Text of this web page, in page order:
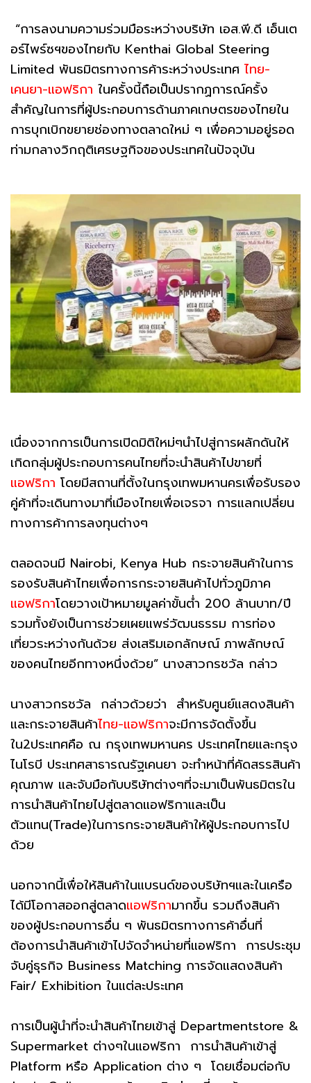
“การลงนามความร่วมมือระหว่างบริษัท เอส.พี.ดี เอ็นเต
อร์ไพร์ซฯของไทยกับ Kenthai Global Steering
Limited พันธมิตรทางการค้าระหว่างประเทศ ไทย-
เคนยา-แอฟริกา ในครั้งนี้ถือเป็นปรากฏการณ์ครั้ง
สำคัญในการที่ผู้ประกอบการด้านภาคเกษตรของไทยใน
การบุกเบิกขยายช่องทางตลาดใหม่ ๆ เพื่อความอยู่รอด
ท่ามกลางวิกฤติเศรษฐกิจของประเทศในปัจจุบัน
เนื่องจากการเป็นการเปิดมิติใหม่ๆนำไปสู่การผลักดันให้
เกิดกลุ่มผู้ประกอบการคนไทยที่จะนำสินค้าไปขายที่
แอฟริกา โดยมีสถานที่ตั้งในกรุงเทพมหานครเพื่อรับรอง
คู่ค้าที่จะเดินทางมาที่เมืองไทยเพื่อเจรจา การแลกเปลี่ยน
ทางการค้าการลงทุนต่างๆ
ตลอดจนมี Nairobi, Kenya Hub กระจายสินค้าในการ
รองรับสินค้าไทยเพื่อการกระจายสินค้าไปทั่วภูมิภาค
แอฟริกาโดยวางเป้าหมายมูลค่าขั้นต่ำ 200 ล้านบาท/ปี
รวมทั้งยังเป็นการช่วยเผยแพร่วัฒนธรรม การท่อง
เที่ยวระหว่างกันด้วย ส่งเสริมเอกลักษณ์ ภาพลักษณ์
ของคนไทยอีกทางหนึ่งด้วย” นางสาวกรชวัล กล่าว
นางสาวกรชวัล กล่าวด้วยว่า สำหรับศูนย์แสดงสินค้า
และกระจายสินค้าไทย-แอฟริกาจะมีการจัดตั้งขึ้น
ใน2ประเทศคือ ณ กรุงเทพมหานคร ประเทศไทยและกรุง
ไนโรบี ประเทศสาธารณรัฐเคนยา จะทำหน้าที่คัดสรรสินค้า
คุณภาพ และจับมือกับบริษัทต่างๆที่จะมาเป็นพันธมิตรใน
การนำสินค้าไทยไปสู่ตลาดแอฟริกาและเป็น
ตัวแทน(Trade)ในการกระจายสินค้าให้ผู้ประกอบการไป
ด้วย
นอกจากนี้เพื่อให้สินค้าในแบรนด์ของบริษัทฯและในเครือ
ได้มีโอกาสออกสู่ตลาดแอฟริกามากขึ้น รวมถึงสินค้า
ของผู้ประกอบการอื่น ๆ พันธมิตรทางการค้าอื่นที่
ต้องการนำสินค้าเข้าไปจัดจำหน่ายที่แอฟริกา การประชุม
จับคู่ธุรกิจ Business Matching การจัดแสดงสินค้า
Fair/ Exhibition ในแต่ละประเทศ
การเป็นผู้นำที่จะนำสินค้าไทยเข้าสู่ Departmentstore &
Supermarket ต่างๆในแอฟริกา การนำสินค้าเข้าสู่
Platform หรือ Application ต่าง ๆ โดยเชื่อมต่อกับ